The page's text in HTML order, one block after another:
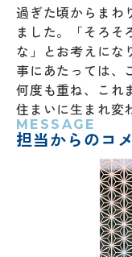
過ぎた頃からまわ
ました。「そろそ
な」とお考えにな
事にあたっては、
何度も重ね、これ
住まいに生まれ変
担当からのコ
MESSAGE